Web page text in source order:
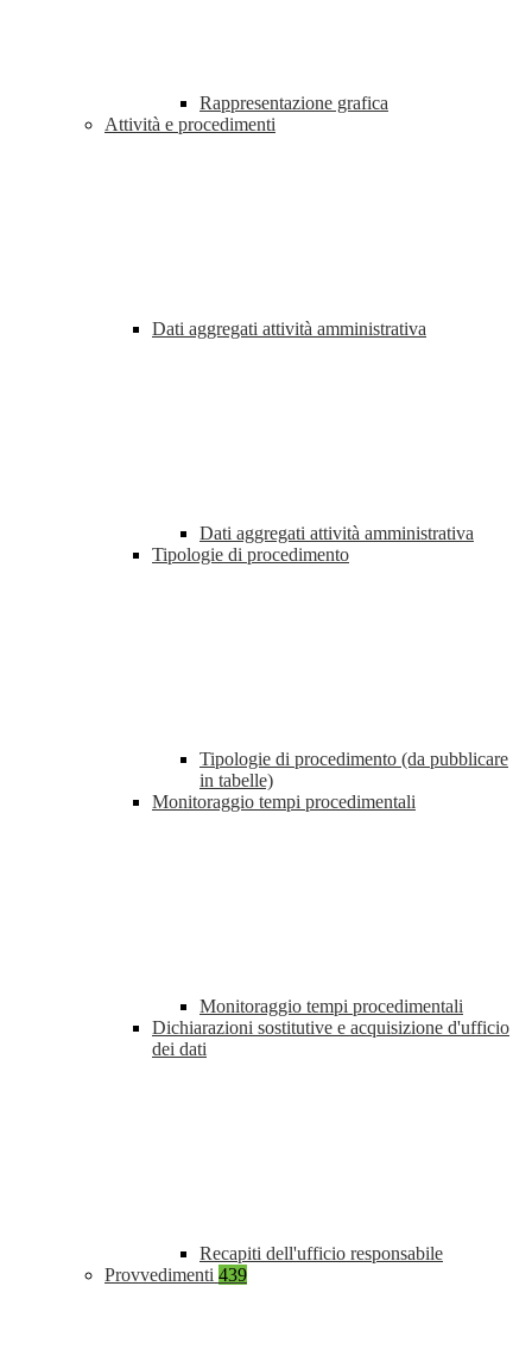
Rappresentazione grafica
Attività e procedimenti
Dati aggregati attività amministrativa
Dati aggregati attività amministrativa
Tipologie di procedimento
Tipologie di procedimento (da pubblicare
in tabelle)
Monitoraggio tempi procedimentali
Monitoraggio tempi procedimentali
Dichiarazioni sostitutive e acquisizione d'ufficio
dei dati
Recapiti dell'ufficio responsabile
Provvedimenti 439